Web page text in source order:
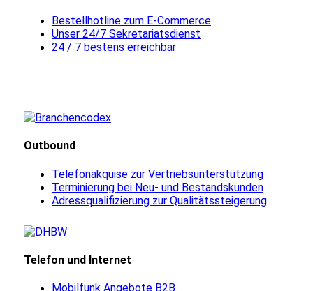
Bestellhotline zum E-Commerce
Unser 24/7 Sekretariatsdienst
24 / 7 bestens erreichbar
Outbound
Telefonakquise zur Vertriebsunterstützung
Terminierung bei Neu- und Bestandskunden
Adressqualifizierung zur Qualitätssteigerung
Telefon und Internet
Mobilfunk Angebote B2B